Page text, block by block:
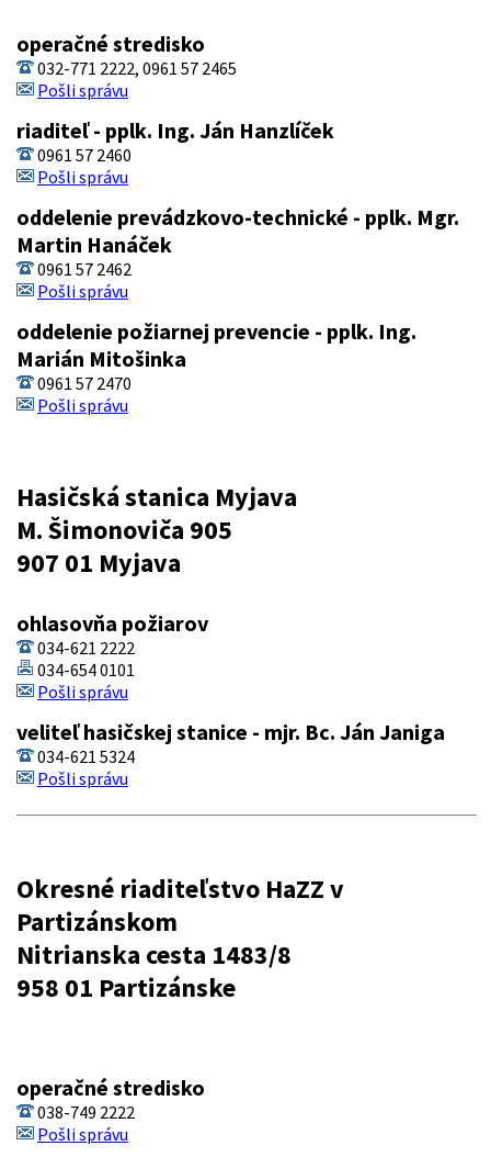
operačné stredisko
032-771 2222, 0961 57 2465
Pošli správu
riaditeľ - pplk. Ing. Ján Hanzlíček
0961 57 2460
Pošli správu
oddelenie prevádzkovo-technické - pplk. Mgr.
Martin Hanáček
0961 57 2462
Pošli správu
oddelenie požiarnej prevencie - pplk. Ing.
Marián Mitošinka
0961 57 2470
Pošli správu
Hasičská stanica Myjava
M. Šimonoviča 905
907 01 Myjava
ohlasovňa požiarov
034-621 2222
034-654 0101
Pošli správu
veliteľ hasičskej stanice - mjr. Bc. Ján Janiga
034-621 5324
Pošli správu
Okresné riaditeľstvo HaZZ v
Partizánskom
Nitrianska cesta 1483/8
958 01 Partizánske
operačné stredisko
038-749 2222
Pošli správu